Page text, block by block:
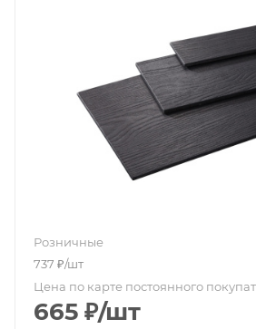
Розничные
737 ₽/шт
Цена по карте постоянного
665 ₽/шт